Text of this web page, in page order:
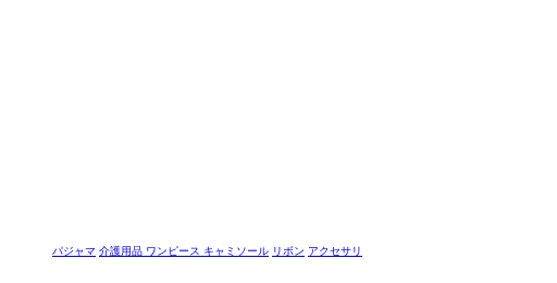
パジャマ 介護用品 ワンピース キャミソール リボン アクセサリ